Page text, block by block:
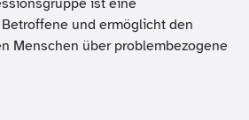
ist eine
und ermöglicht den
Menschen über problembezogene